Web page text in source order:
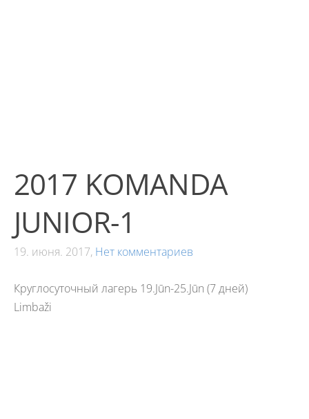
2017 KOMANDA
JUNIOR-1
19. июня. 2017, Нет комментариев
Круглосуточный лагерь 19.Jūn-25.Jūn (7 дней)
Limbaži